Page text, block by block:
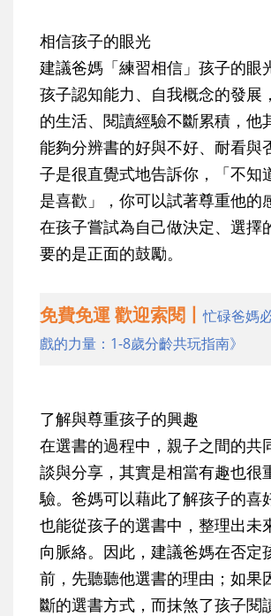
相信孩子的眼光
建議爸媽「練習相信」孩子的眼
孩子認知能力、自我概念的發展
的生活、閱讀經驗不斷累積，他
能夠分辨書的好與不好、耐看與
子是很直覺式地告訴你，「不知
是喜歡」，你可以試著尊重他的
在孩子嘗試為自己做決定、選擇
要的是正面的鼓勵。
免費免運 歡迎索閱丨忙碌爸媽
戲的力量：1-8歲分齡共玩指南》
了解與尊重孩子的興趣
在選書的過程中，親子之間的共
談與分享，其實是相當有趣也很
驗。 爸媽可以藉此了解孩子的喜
也能從孩子的選書中，整理出未
向脈絡。因此，建議爸媽在否定
前，先聽聽他選書的理由；如果
斷的選書方式，而抹煞了孩子閱